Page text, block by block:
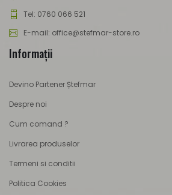
Tel: 0760 066 521
E-mail: office@stefmar-store.ro
Informaţii
Devino Partener Ștefmar
Despre noi
Cum comand ?
Livrarea produselor
Termeni si conditii
Politica Cookies